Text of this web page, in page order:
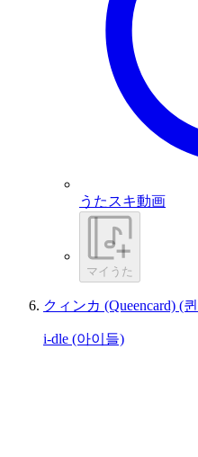
うたスキ動画
マイうた
クィンカ (Queencard) (
i-dle (아이들)